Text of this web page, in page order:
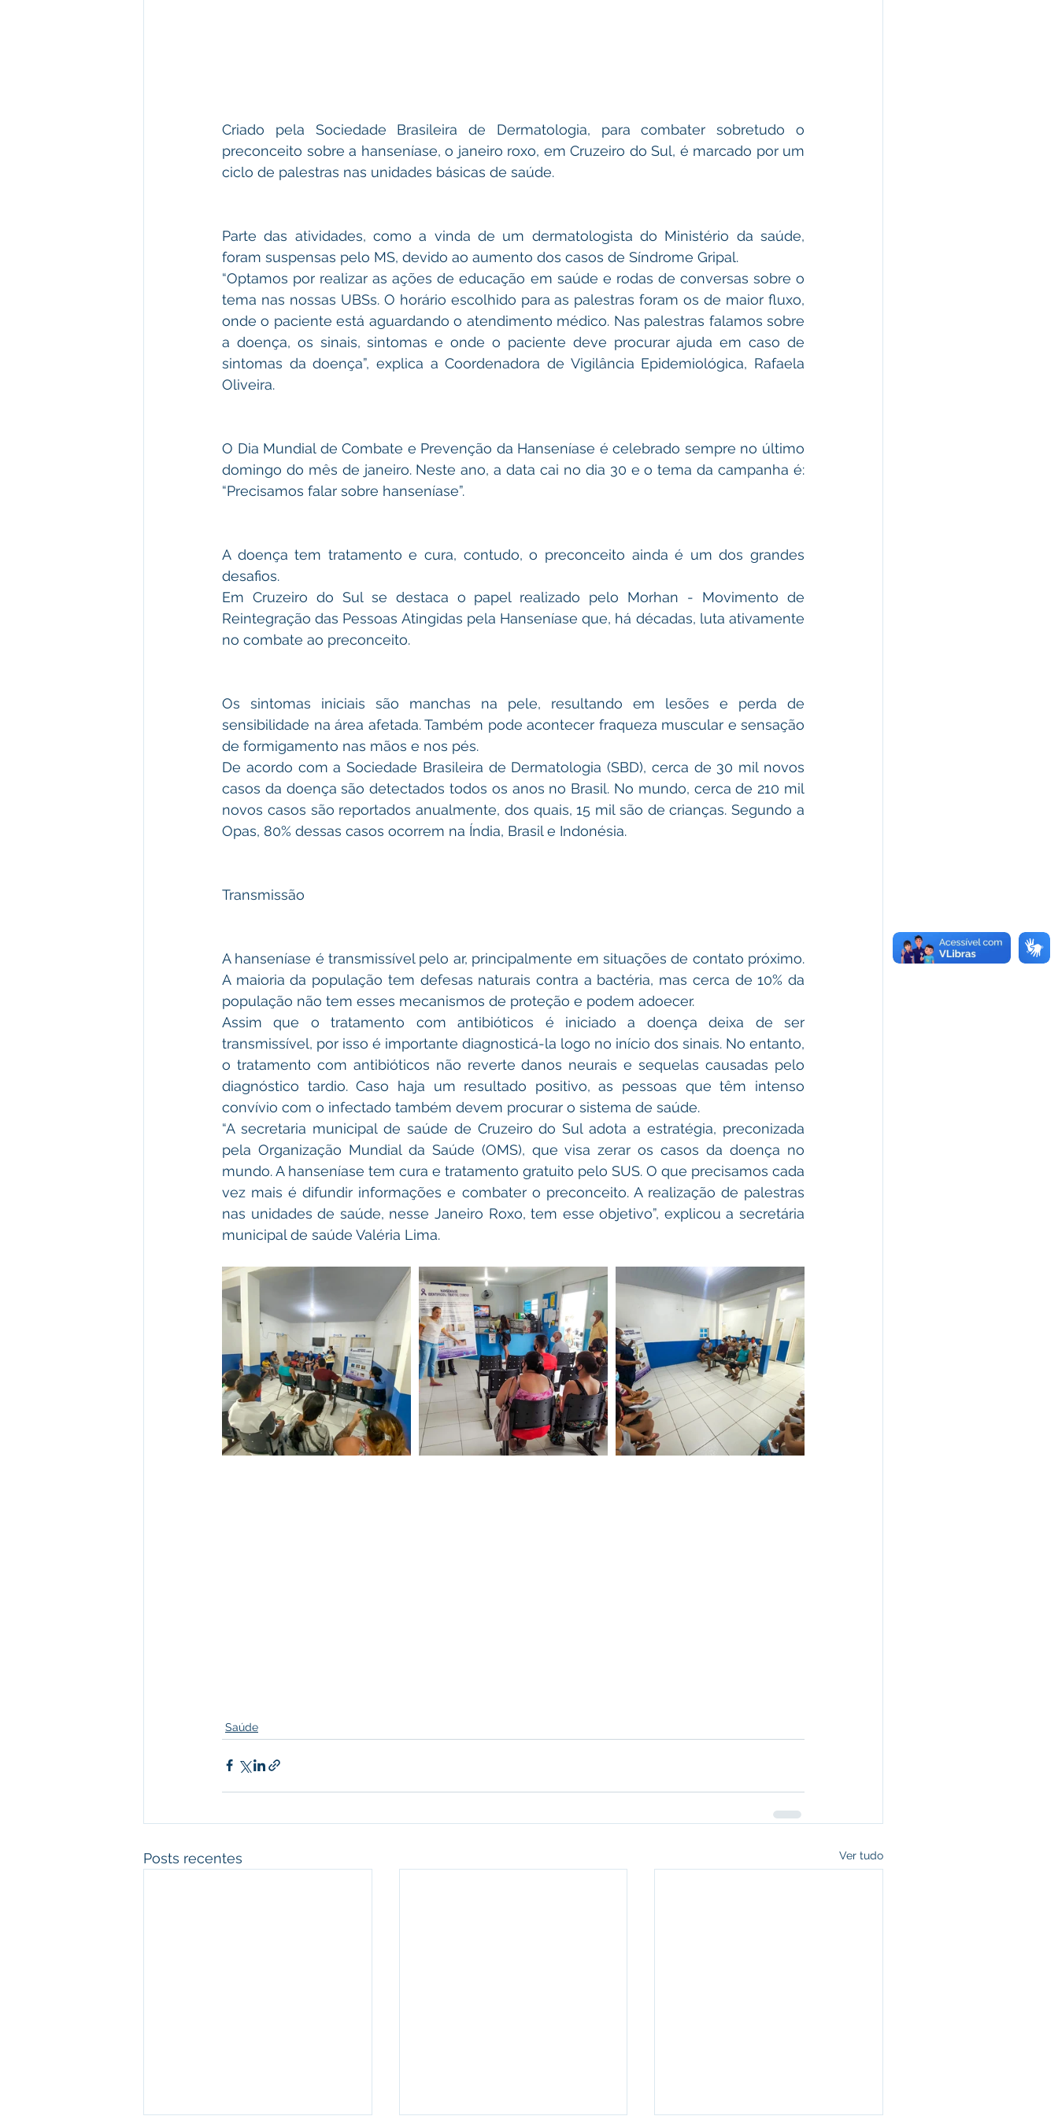
Criado pela Sociedade Brasileira de Dermatologia, para combater sobretudo o
preconceito sobre a hanseníase, o janeiro roxo, em Cruzeiro do Sul, é marcado por um
ciclo de palestras nas unidades básicas de saúde.
Parte das atividades, como a vinda de um dermatologista do Ministério da saúde,
foram suspensas pelo MS, devido ao aumento dos casos de Síndrome Gripal.
“Optamos por realizar as ações de educação em saúde e rodas de conversas sobre o
tema nas nossas UBSs. O horário escolhido para as palestras foram os de maior fluxo,
onde o paciente está aguardando o atendimento médico. Nas palestras falamos sobre
a doença, os sinais, sintomas e onde o paciente deve procurar ajuda em caso de
sintomas da doença”, explica a Coordenadora de Vigilância Epidemiológica, Rafaela
Oliveira.
O Dia Mundial de Combate e Prevenção da Hanseníase é celebrado sempre no último
domingo do mês de janeiro. Neste ano, a data cai no dia 30 e o tema da campanha é:
“Precisamos falar sobre hanseníase”.
A doença tem tratamento e cura, contudo, o preconceito ainda é um dos grandes
desafios.
Em Cruzeiro do Sul se destaca o papel realizado pelo Morhan - Movimento de
Reintegração das Pessoas Atingidas pela Hanseníase que, há décadas, luta ativamente
no combate ao preconceito.
Os sintomas iniciais são manchas na pele, resultando em lesões e perda de
sensibilidade na área afetada. Também pode acontecer fraqueza muscular e sensação
de formigamento nas mãos e nos pés.
De acordo com a Sociedade Brasileira de Dermatologia (SBD), cerca de 30 mil novos
casos da doença são detectados todos os anos no Brasil. No mundo, cerca de 210 mil
novos casos são reportados anualmente, dos quais, 15 mil são de crianças. Segundo a
Opas, 80% dessas casos ocorrem na Índia, Brasil e Indonésia.
Transmissão
A hanseníase é transmissível pelo ar, principalmente em situações de contato próximo.
A maioria da população tem defesas naturais contra a bactéria, mas cerca de 10% da
população não tem esses mecanismos de proteção e podem adoecer.
Assim que o tratamento com antibióticos é iniciado a doença deixa de ser
transmissível, por isso é importante diagnosticá-la logo no início dos sinais. No entanto,
o tratamento com antibióticos não reverte danos neurais e sequelas causadas pelo
diagnóstico tardio. Caso haja um resultado positivo, as pessoas que têm intenso
convívio com o infectado também devem procurar o sistema de saúde.
“A secretaria municipal de saúde de Cruzeiro do Sul adota a estratégia, preconizada
pela Organização Mundial da Saúde (OMS), que visa zerar os casos da doença no
mundo. A hanseníase tem cura e tratamento gratuito pelo SUS. O que precisamos cada
vez mais é difundir informações e combater o preconceito. A realização de palestras
nas unidades de saúde, nesse Janeiro Roxo, tem esse objetivo”, explicou a secretária
municipal de saúde Valéria Lima.
Saúde
Posts recentes Ver tudo